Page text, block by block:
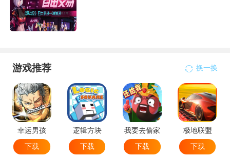
游戏推荐 换一换
幸运男孩
下载
逻辑方块
下载
我要去偷家
下载
极地联盟
下载